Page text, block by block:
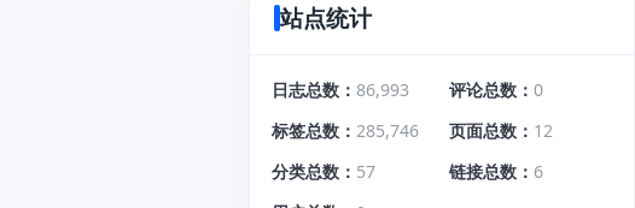
站点统计
日志总数 86,993 评论总数
0
标签总数
285,746 页面总数
12
分类总数
57 链接总数
6